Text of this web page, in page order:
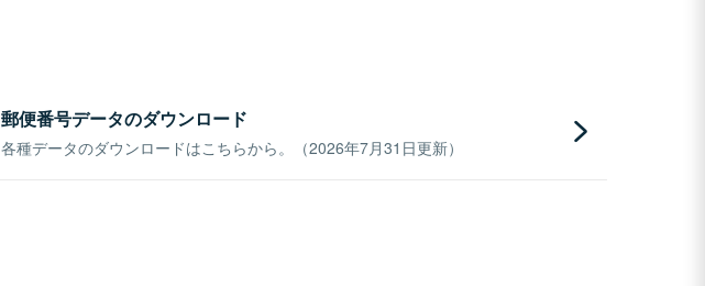
郵便番号データのダウンロード
各種データのダウンロードはこちらから。（2026年7月31日更新）